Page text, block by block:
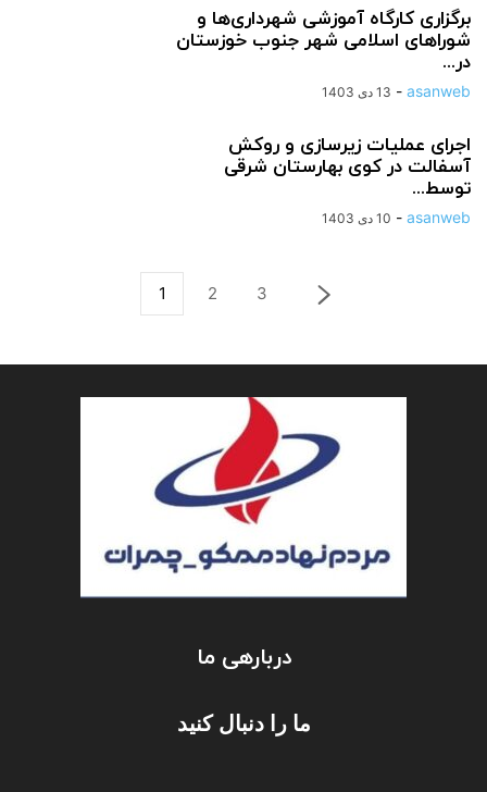
برگزاری کارگاه آموزشی شهرداری‌ها و
شوراهای اسلامی شهر جنوب خوزستان
در...
asanweb
- 13 دی 1403
اجرای عملیات زیرسازی و روکش
آسفالت در کوی بهارستان شرقی
توسط...
asanweb
- 10 دی 1403
1 2 3
دربارهی ما
ما را دنبال کنید